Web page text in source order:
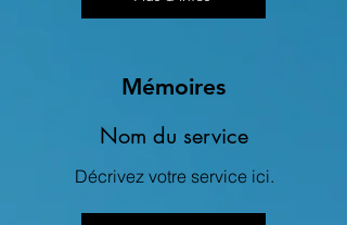
Mémoires
Nom du service
Décrivez votre service ici.